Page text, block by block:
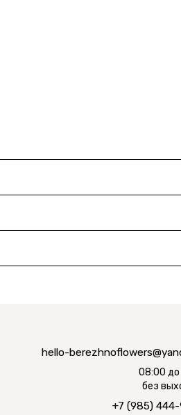
hello-
08:00
без
+7 (985)